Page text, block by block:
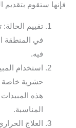
فإنها ستقوم بتقديم
تقييم
في المنطقة
فيه.
استخدام
حشرية خاصة
هذه
المناسبة.
العلاج